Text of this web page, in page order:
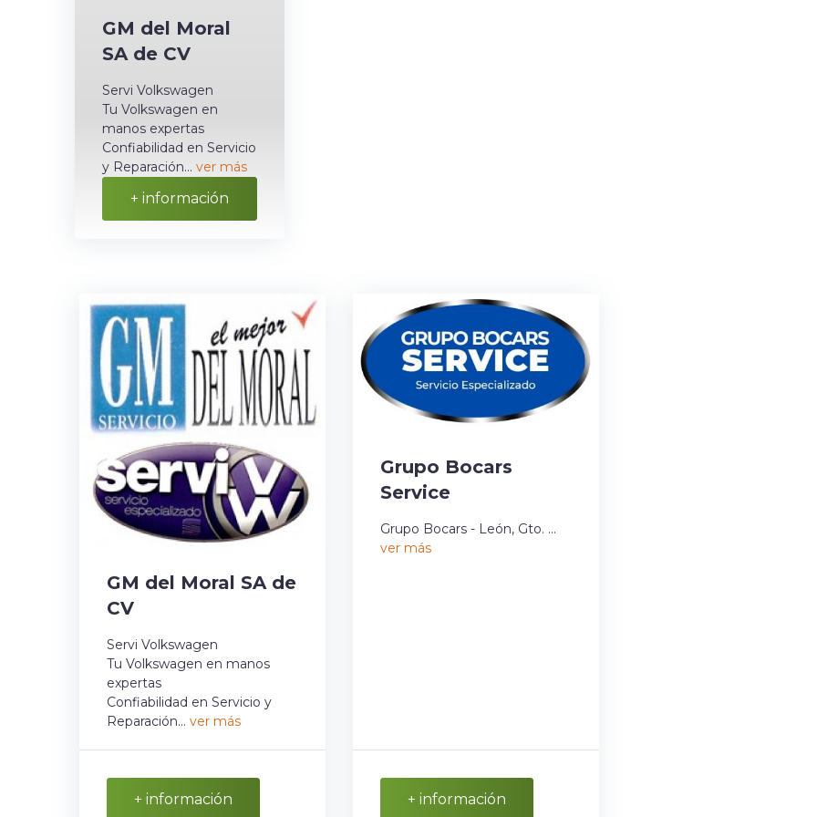
GM del Moral
SA de CV
Servi Volkswagen
Tu Volkswagen en
manos expertas
Confiabilidad en Servicio
y Reparación... ver más
+ información
GM del Moral SA de
CV
Servi Volkswagen
Tu Volkswagen en manos
expertas
Confiabilidad en Servicio y
Reparación... ver más
+ información
Grupo Bocars
Service
Grupo Bocars - León, Gto. ...
ver más
+ información